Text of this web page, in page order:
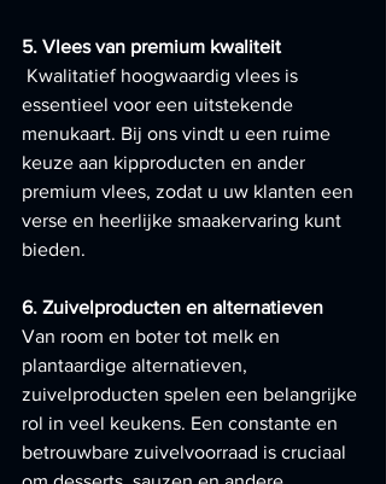
5. Vlees van premium kwaliteit
Kwalitatief hoogwaardig vlees is
essentieel voor een uitstekende
menukaart. Bij ons vindt u een ruime
keuze aan kipproducten en ander
premium vlees, zodat u uw klanten een
verse en heerlijke smaakervaring kunt
bieden.
6. Zuivelproducten en alternatieven
Van room en boter tot melk en
plantaardige alternatieven,
zuivelproducten spelen een belangrijke
rol in veel keukens. Een constante en
betrouwbare zuivelvoorraad is cruciaal